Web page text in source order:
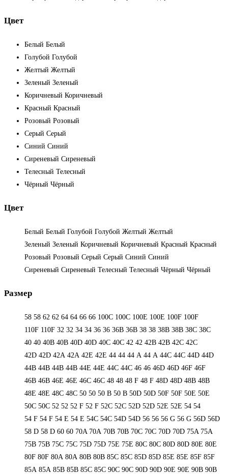
Цвет
Белый Белый
Голубой Голубой
Желтый Желтый
Зеленый Зеленый
Коричневый Коричневый
Красный Красный
Розовый Розовый
Серый Серый
Синий Синий
Сиреневый Сиреневый
Телесный Телесный
Чёрный Чёрный
Цвет
Белый Белый Голубой Голубой Желтый Желтый
Зеленый Зеленый Коричневый Коричневый Красный Красный
Розовый Розовый Серый Серый Синий Синий
Сиреневый Сиреневый Телесный Телесный Чёрный Чёрный
Размер
58 58 62 62 64 64 66 66 100C 100C 100E 100E 100F 100F
110F 110F 32 32 34 34 36 36 36B 36B 38 38 38B 38B 38С 38С
40 40 40B 40B 40D 40D 40С 40С 42 42 42B 42B 42C 42C
42D 42D 42А 42А 42Е 42Е 44 44 44 А 44 А 44C 44C 44D 44D
44В 44В 44В 44В 44Е 44Е 44С 44С 46 46 46D 46D 46F 46F
46В 46В 46Е 46Е 46С 46С 48 48 48 F 48 F 48D 48D 48В 48В
48Е 48Е 48С 48С 50 50 50 B 50 B 50D 50D 50F 50F 50Е 50Е
50С 50С 52 52 52 F 52 F 52C 52C 52D 52D 52E 52E 54 54
54 F 54 F 54 Е 54 Е 54C 54C 54D 54D 56 56 56 G 56 G 56D 56D
58 D 58 D 60 60 70A 70A 70B 70B 70C 70C 70D 70D 75A 75A
75B 75B 75C 75C 75D 75D 75E 75E 80C 80C 80D 80D 80E 80E
80F 80F 80А 80А 80В 80В 85C 85C 85D 85D 85E 85E 85F 85F
85А 85А 85В 85В 85С 85С 90C 90C 90D 90D 90E 90E 90В 90В